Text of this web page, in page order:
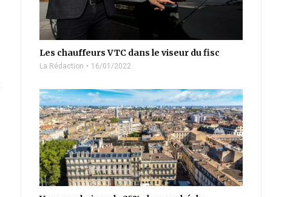
Les chauffeurs VTC dans le viseur du fisc
La Rédaction 16/01/2022